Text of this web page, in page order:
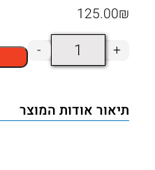
₪
125.00
+ כמות
של
הנשמה
אוניברסלי
-
תיאור אודות המוצר